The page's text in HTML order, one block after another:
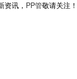
资讯， PP管敬请关注！